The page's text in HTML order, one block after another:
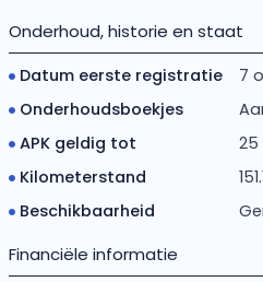
Onderhoud, historie en staat
Datum eerste registratie
7
Onderhoudsboekjes
APK geldig tot
25
Kilometerstand
Beschikbaarheid
Financiële informatie